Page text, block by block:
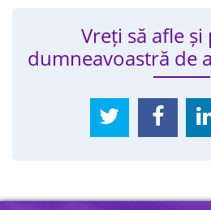
Vreți să afle
dumneavoastră de